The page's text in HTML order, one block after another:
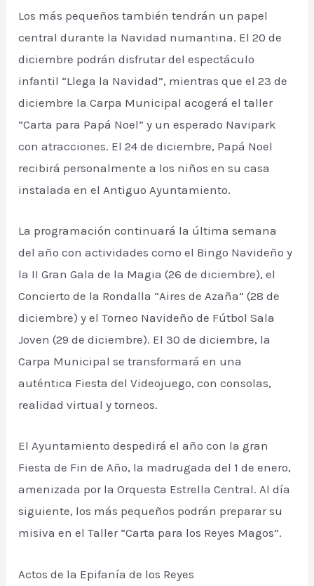
Los más pequeños también tendrán un papel
central durante la Navidad numantina. El 20 de
diciembre podrán disfrutar del espectáculo
infantil “Llega la Navidad”, mientras que el 23 de
diciembre la Carpa Municipal acogerá el taller
“Carta para Papá Noel” y un esperado Navipark
con atracciones. El 24 de diciembre, Papá Noel
recibirá personalmente a los niños en su casa
instalada en el Antiguo Ayuntamiento.
La programación continuará la última semana
del año con actividades como el Bingo Navideño y
la II Gran Gala de la Magia (26 de diciembre), el
Concierto de la Rondalla “Aires de Azaña” (28 de
diciembre) y el Torneo Navideño de Fútbol Sala
Joven (29 de diciembre). El 30 de diciembre, la
Carpa Municipal se transformará en una
auténtica Fiesta del Videojuego, con consolas,
realidad virtual y torneos.
El Ayuntamiento despedirá el año con la gran
Fiesta de Fin de Año, la madrugada del 1 de enero,
amenizada por la Orquesta Estrella Central. Al día
siguiente, los más pequeños podrán preparar su
misiva en el Taller “Carta para los Reyes Magos”.
Actos de la Epifanía de los Reyes